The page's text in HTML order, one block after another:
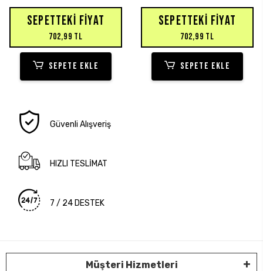
SEPETTEKI FIYAT
702,99 TL
SEPETE EKLE
SEPETTEKI FIYAT
702,99 TL
SEPETE EKLE
Güvenli Alışveriş
HIZLI TESLİMAT
7 / 24 DESTEK
Müşteri Hizmetleri